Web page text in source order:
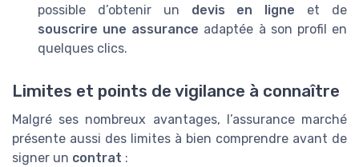
possible d’obtenir un devis en ligne et de
souscrire une assurance adaptée à son profil en
quelques clics.
Limites et points de vigilance à connaître
Malgré ses nombreux avantages, l’assurance marché
présente aussi des limites à bien comprendre avant de
signer un contrat :